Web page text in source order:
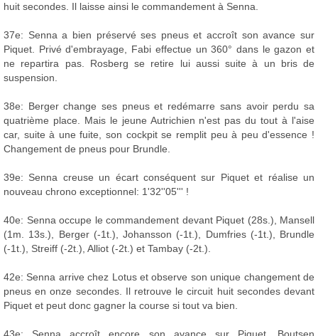
huit secondes. Il laisse ainsi le commandement à Senna.
37e: Senna a bien préservé ses pneus et accroît son avance sur
Piquet. Privé d'embrayage, Fabi effectue un 360° dans le gazon et
ne repartira pas. Rosberg se retire lui aussi suite à un bris de
suspension.
38e: Berger change ses pneus et redémarre sans avoir perdu sa
quatrième place. Mais le jeune Autrichien n'est pas du tout à l'aise
car, suite à une fuite, son cockpit se remplit peu à peu d'essence !
Changement de pneus pour Brundle.
39e: Senna creuse un écart conséquent sur Piquet et réalise un
nouveau chrono exceptionnel: 1'32''05''' !
40e: Senna occupe le commandement devant Piquet (28s.), Mansell
(1m. 13s.), Berger (-1t.), Johansson (-1t.), Dumfries (-1t.), Brundle
(-1t.), Streiff (-2t.), Alliot (-2t.) et Tambay (-2t.).
42e: Senna arrive chez Lotus et observe son unique changement de
pneus en onze secondes. Il retrouve le circuit huit secondes devant
Piquet et peut donc gagner la course si tout va bien.